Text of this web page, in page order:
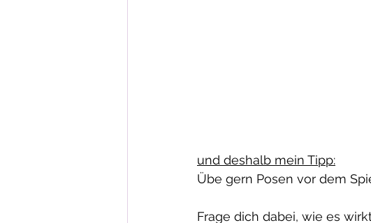
und deshalb mein Tipp:
Übe gern Posen vor dem
Frage dich dabei, wie es